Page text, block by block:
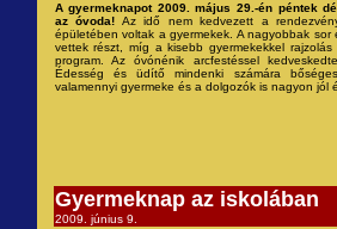
A gyermeknapot 2009. május 29.-én péntek
az óvoda! Az idő nem kedvezett a
épületében voltak a gyermekek. A nagyobbak sor
vettek részt, míg a kisebb gyermekekkel
program. Az óvónénik arcfestéssel
Édesség és üdítő mindenki számára
valamennyi gyermeke és a dolgozók is nagyon jól
Gyermeknap az iskolában
2009. június 9.